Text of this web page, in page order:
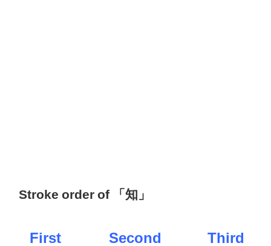
Stroke order of 「知」
First Second Third